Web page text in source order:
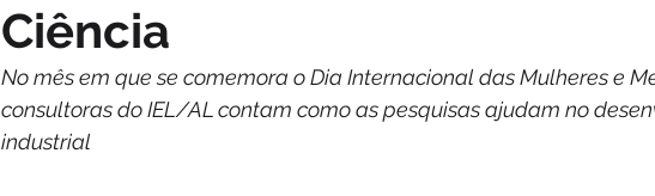
Ciência
No mês em que se comemora o Dia Internacional das Mulheres e
consultoras do IEL/AL contam como as pesquisas ajudam no
industrial